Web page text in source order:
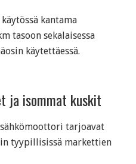
kantama
tasoon sekalaisessa
käytettäessä.
ja isommat kuskit
tarjoavat
tyypillisissä markettien